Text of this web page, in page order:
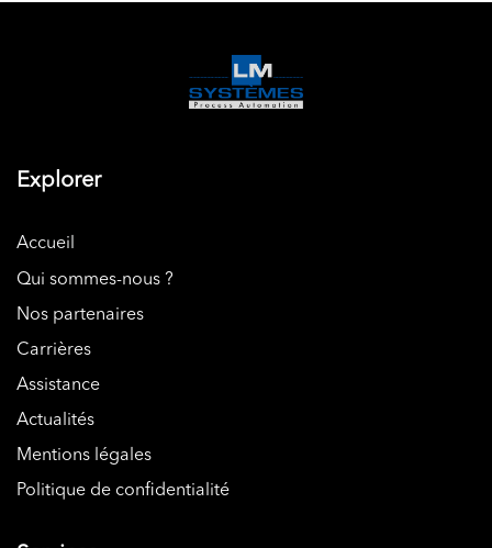
Explorer
Accueil
Qui sommes-nous ?
Nos partenaires
Carrières
Assistance
Actualités
Mentions légales
Politique de confidentialité